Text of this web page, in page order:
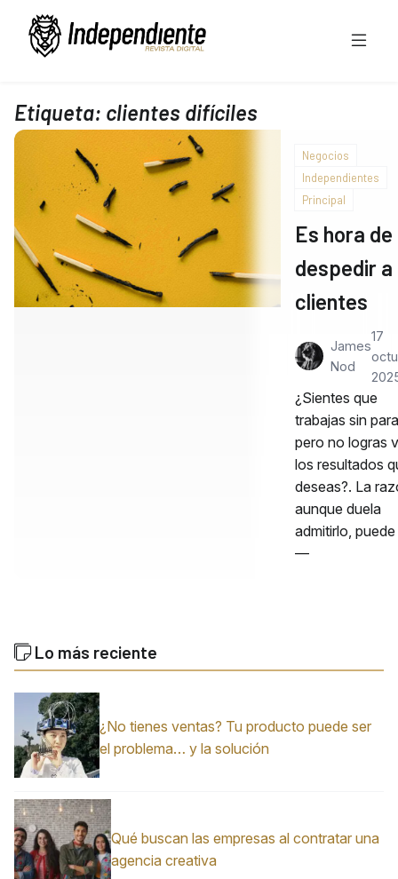
Etiqueta: clientes difíciles
Negocios
Independientes
Principal
Es hora de
despedir
clientes
James
Nod
17
¿Sientes que
trabajas sin
pero no logras
los resultados
deseas?. La
aunque duela
admitirlo,
—
Lo más reciente
¿No tienes ventas? Tu producto puede ser
el problema… y la solución
Qué buscan las empresas al contratar una
agencia creativa